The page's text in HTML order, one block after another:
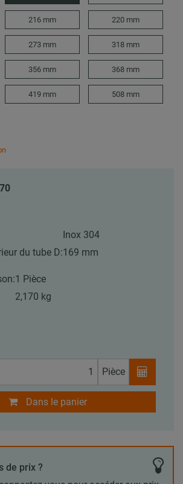
216 mm 220 mm
273 mm 318 mm
356 mm 368 mm
419 mm 508 mm
Inox 304
du tube D:169 mm
1 Pièce
2,170 kg
Pièce
Dans le panier
de prix ?